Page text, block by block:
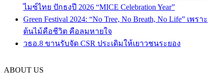
ไมซ์ไทย ปักธงปี 2026 “MICE Celebration Year”
Green Festival 2024: “No Tree, No Breath, No Life” เพราะ
ต้นไม้คือชีวิต คือลมหายใจ
วธอ.8 ขานรับจัด CSR ประเดิมให้เยาวชนระยอง
ABOUT US